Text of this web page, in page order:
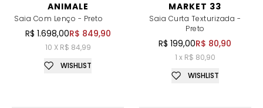
ANIMALE
Saia Com Lenço - Preto
R$ 1.698,00R$ 849,90
10 X R$ 84,99
WISHLIST
MARKET 33
Saia Curta Texturizada -
Preto
R$ 199,00R$ 80,90
1 x R$ 80,90
WISHLIST